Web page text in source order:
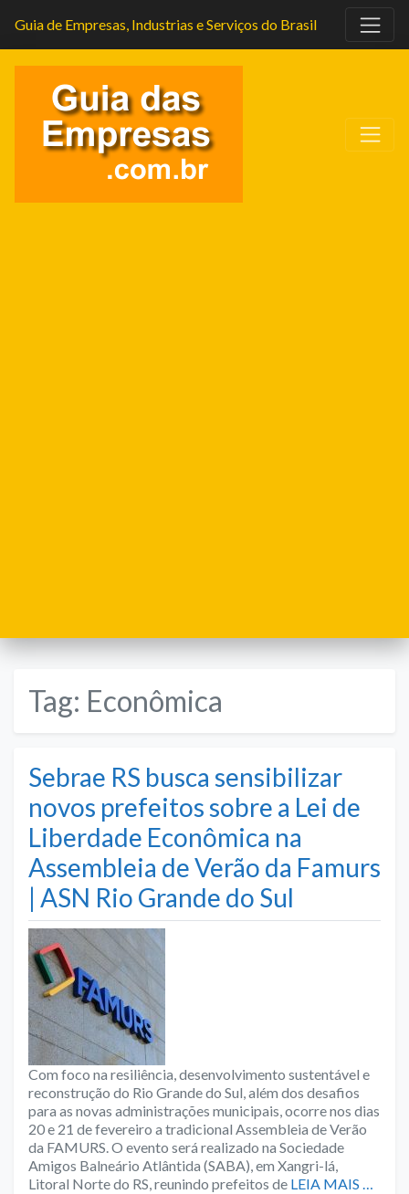
Guia de Empresas, Industrias e Serviços do Brasil
Tag: Econômica
Sebrae RS busca sensibilizar
novos prefeitos sobre a Lei de
Liberdade Econômica na
Assembleia de Verão da Famurs
| ASN Rio Grande do Sul
Com foco na resiliência, desenvolvimento sustentável e
reconstrução do Rio Grande do Sul, além dos desafios
para as novas administrações municipais, ocorre nos dias
20 e 21 de fevereiro a tradicional Assembleia de Verão
da FAMURS. O evento será realizado na Sociedade
Amigos Balneário Atlântida (SABA), em Xangri-lá,
Litoral Norte do RS, reunindo prefeitos de LEIA MAIS …